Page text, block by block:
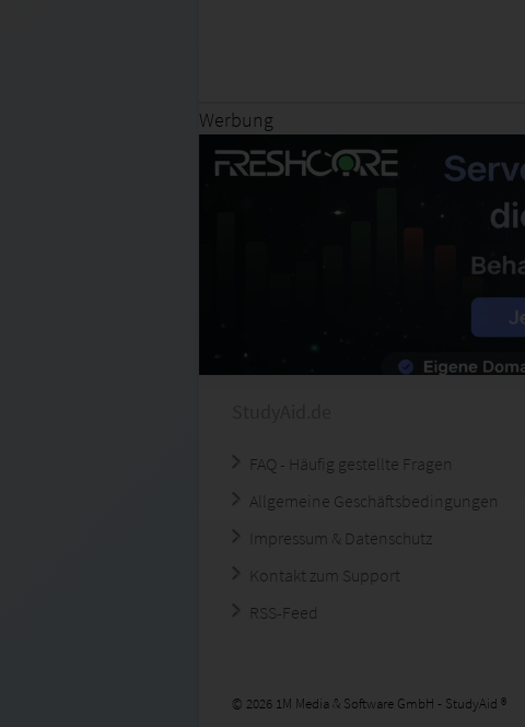
Werbung
FAQ - Häufig gestellte Fragen
Allgemeine Geschäftsbedingungen
Impressum & Datenschutz
Kontakt zum Support
RSS-Feed
© 2026 1M Media & Software GmbH - StudyAid ®